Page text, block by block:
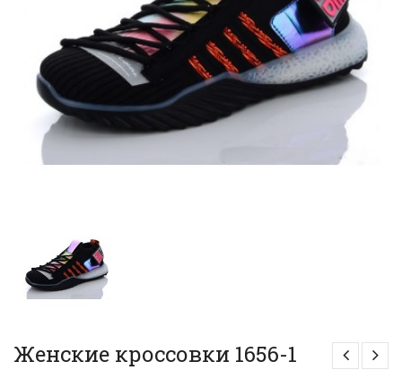
Женские кроссовки 1656-1